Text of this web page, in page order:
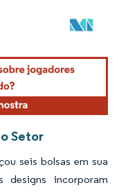
conforme CC BY 4.0.
Setor
seis bolsas em sua
designs incorporam